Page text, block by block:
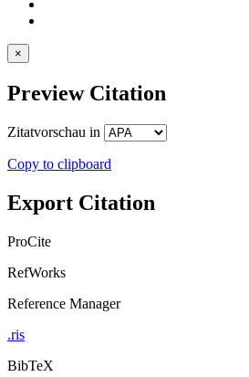
×
Preview Citation
Zitatvorschau in
Copy to clipboard
Export Citation
ProCite
RefWorks
Reference Manager
.ris
BibTeX